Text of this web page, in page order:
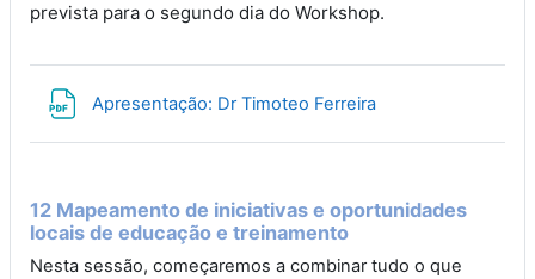
prevista para o segundo dia do Workshop.
Apresentação: Dr Timoteo Ferreira
12 Mapeamento de iniciativas e oportunidades
locais de educação e treinamento
Nesta sessão, começaremos a combinar tudo o que